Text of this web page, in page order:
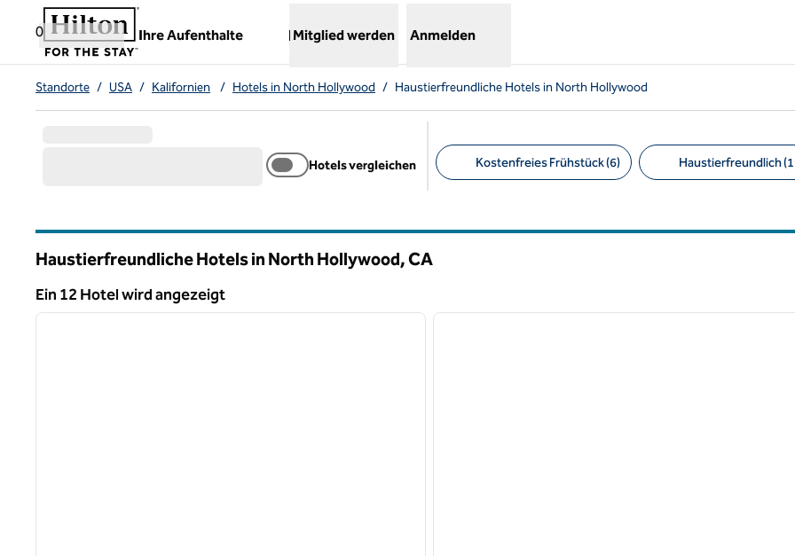
Weiter zum Inhalt
0
Ihre Aufenthalte
,öffnet neue Registerkarte
Mitglied werden Anmelden
Standorte / USA / Kalifornien / Hotels in North Hollywood / Haustierfreundliche Hotels in North Hollywood
Hotels vergleichen Kostenfreies Frühstück (6) Haustierfreundlich
Haustierfreundliche Hotels in North Hollywood,CA
Ein 12 Hotel wird angezeigt
Ein 12 Hotel wird angezeigt
1 von 12
nächstes Bild
1 von 12